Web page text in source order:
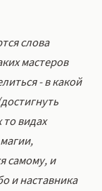
слова
мастеров
- в какой
то видах
самому, и
и наставника